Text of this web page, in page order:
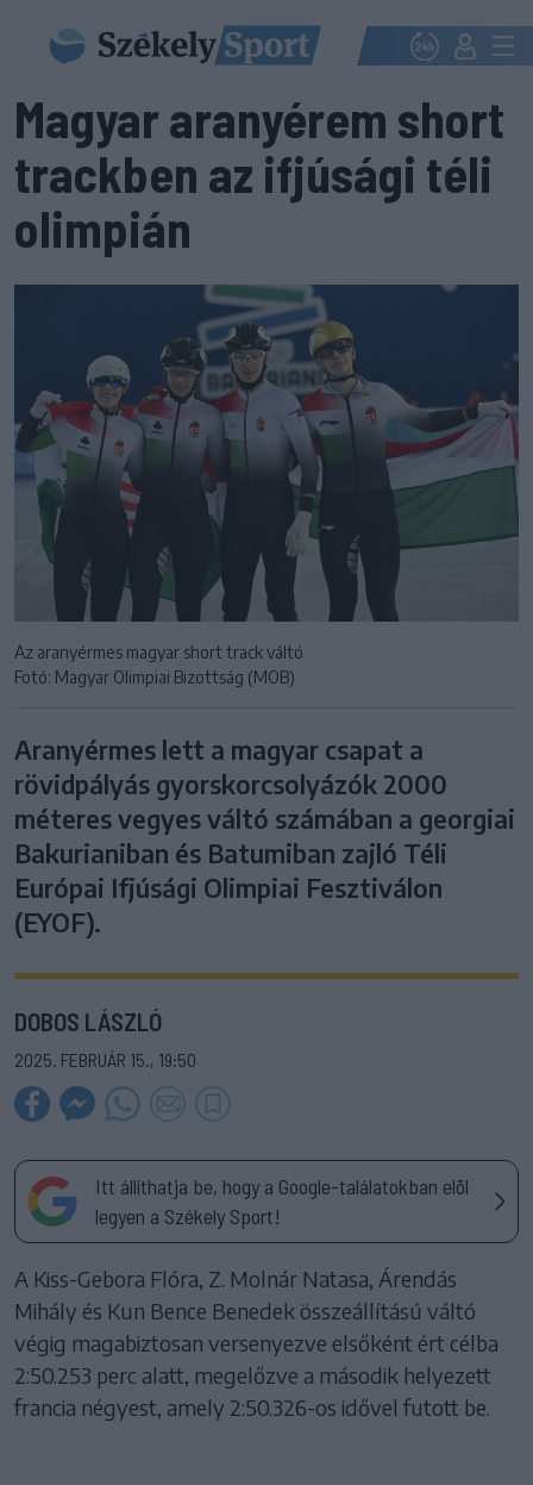
Magyar aranyérem short
trackben az ifjúsági téli
olimpián
Az aranyérmes magyar short track váltó
Fotó: Magyar Olimpiai Bizottság (MOB)
Aranyérmes lett a magyar csapat a
rövidpályás gyorskorcsolyázók 2000
méteres vegyes váltó számában a georgiai
Bakurianiban és Batumiban zajló Téli
Európai Ifjúsági Olimpiai Fesztiválon
(EYOF).
DOBOS LÁSZLÓ
2025. FEBRUÁR 15., 19:50
Itt állíthatja be, hogy a Google-találatokban elöl
legyen a Székely Sport!
A Kiss-Gebora Flóra, Z. Molnár Natasa, Árendás
Mihály és Kun Bence Benedek összeállítású váltó
végig magabiztosan versenyezve elsőként ért célba
2:50.253 perc alatt, megelőzve a második helyezett
francia négyest, amely 2:50.326-os idővel futott be.